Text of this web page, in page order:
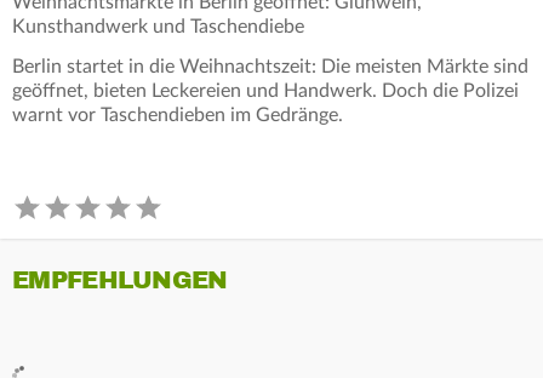
Kunsthandwerk und Taschendiebe
Berlin startet in die Weihnachtszeit: Die meisten Märkte sind
geöffnet, bieten Leckereien und Handwerk. Doch die Polizei
warnt vor Taschendieben im Gedränge.
EMPFEHLUNGEN